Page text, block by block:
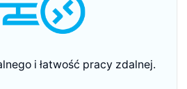
i łatwość pracy zdalnej.